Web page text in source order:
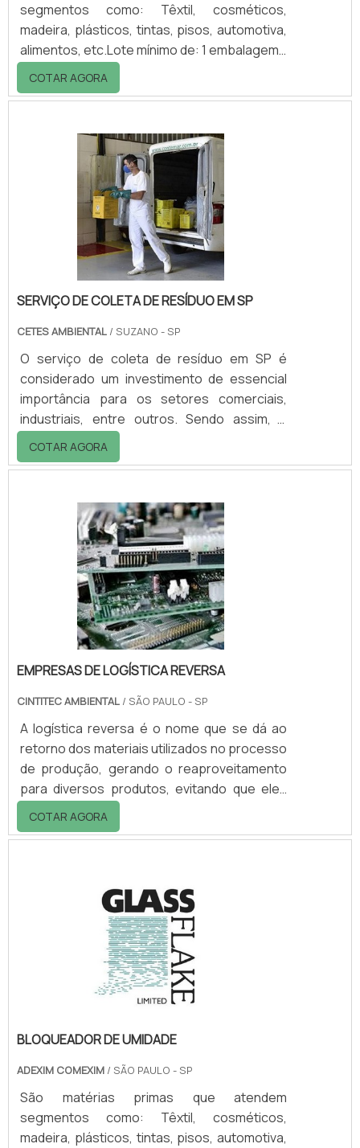
segmentos como: Têxtil, cosméticos,
madeira, plásticos, tintas, pisos, automotiva,
alimentos, etc.Lote mínimo de: 1 embalagem -
20kgSobre a resina acrílicaA Estron Chemical
fornece linha de resina acrílica
para uso em cosmético (esmaltes de unha),
com grande eficiência e qualidade.Exemplos
de resina acrílica Isocryl C-70: é uma resina
acrílica monocomponente Carboxyfuncional,
de moderado a alto Tg. Sua base é acrílica
COTAR AGORA
SERVIÇO DE COLETA DE RESÍDUO EM SP
CETES AMBIENTAL / SUZANO - SP
O serviço de coleta de resíduo em SP é
considerado um investimento de essencial
importância para os setores comerciais,
industriais, entre outros. Sendo assim, a
coleta é um serviço que tem como
responsabilidade a realizar a retirada e
locais de tratamento com o intuito de que
eles ainda possam ser recuperados. Nesse
sentido, a realização do serviço é um dos
protagonistas para o desenvolvimento
sustentável de bairros e cidades. A
reslização do serviço traz c.
COTAR AGORA
EMPRESAS DE LOGÍSTICA REVERSA
CINTITEC AMBIENTAL / SÃO PAULO - SP
A logística reversa é o nome que se dá ao
retorno dos materiais utilizados no processo
de produção, gerando o reaproveitamento
para diversos produtos, evitando que eles
causem prejuízos ao meio ambiente. Para
isso era fundamental contar com empresas
processo de coleta, transporte e
tratamento dos resíduos que podem ser
reaproveitados, isso evita que eles sejam
descartados de forma comum. Detalhes
COTAR AGORA
BLOQUEADOR DE UMIDADE
ADEXIM COMEXIM / SÃO PAULO - SP
São matérias primas que atendem
segmentos como: Têxtil, cosméticos,
madeira, plásticos, tintas, pisos, automotiva,